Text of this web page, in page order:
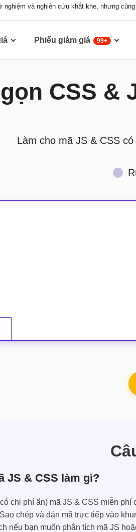
nghiệm và nghiên cứu khắt khe, nhưng
Phiếu giảm giá 99+
CSS &
Làm cho mã JS & CSS
JS & CSS làm gì?
chi phí ẩn) mã JS & CSS miễn
chép và dán mã trực tiếp vào
nếu bạn muốn phân tích mã JS